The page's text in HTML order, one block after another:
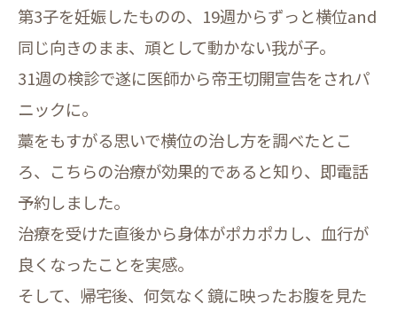
第3子を妊娠したものの、19週からずっと横位and
同じ向きのまま、頑として動かない我が子。
31週の検診で遂に医師から帝王切開宣告をされパ
ニックに。
藁をもすがる思いで横位の治し方を調べたとこ
ろ、こちらの治療が効果的であると知り、即電話
予約しました。
治療を受けた直後から身体がポカポカし、血行が
良くなったことを実感。
そして、帰宅後、何気なく鏡に映ったお腹を見た